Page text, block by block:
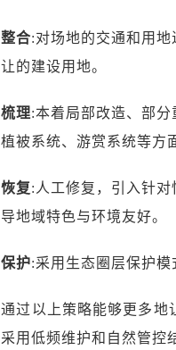
整合:对场地的交通和用
让的建设用地。
梳理:本着局部改造、部
植被系统、游赏系统等方
恢复:人工修复，引入针
导地域特色与环境友好。
保护:采用生态圈层保护
通过以上策略能够更多地
采用低频维护和自然管控